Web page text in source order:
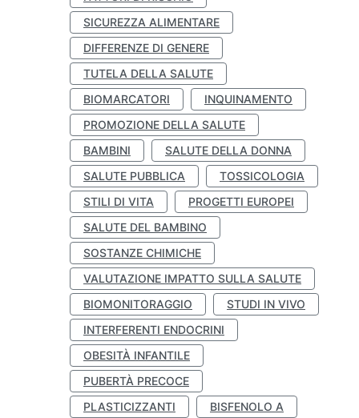
SICUREZZA ALIMENTARE
DIFFERENZE DI GENERE
TUTELA DELLA SALUTE
BIOMARCATORI
INQUINAMENTO
PROMOZIONE DELLA SALUTE
BAMBINI
SALUTE DELLA DONNA
SALUTE PUBBLICA
TOSSICOLOGIA
STILI DI VITA
PROGETTI EUROPEI
SALUTE DEL BAMBINO
SOSTANZE CHIMICHE
VALUTAZIONE IMPATTO SULLA SALUTE
BIOMONITORAGGIO
STUDI IN VIVO
INTERFERENTI ENDOCRINI
OBESITÀ INFANTILE
PUBERTÀ PRECOCE
PLASTICIZZANTI
BISFENOLO A